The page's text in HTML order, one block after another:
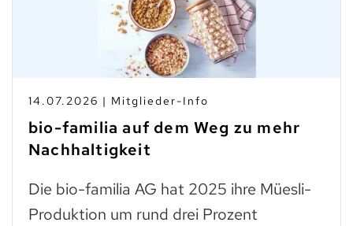
14.07.2026 | Mitglieder-Info
bio-familia auf dem Weg zu mehr
Nachhaltigkeit
Die bio-familia AG hat 2025 ihre Müesli-
Produktion um rund drei Prozent